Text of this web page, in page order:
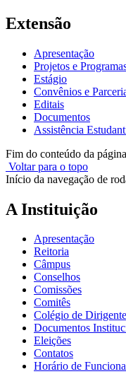
Extensão
Apresentação
Projetos e
Estágio
Convênios e
Editais
Documentos
Assistência
Fim do conteúdo da página
Voltar para o topo
Início da navegação de
A Instituição
Apresentação
Reitoria
Câmpus
Conselhos
Comissões
Comitês
Colégio de
Documentos
Eleições
Contatos
Horário de